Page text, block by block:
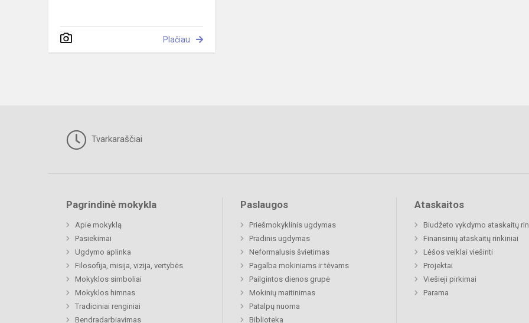
Plačiau
Tvarkaraščiai
Pagrindinė mokykla
Apie mokyklą
Pasiekimai
Ugdymo aplinka
Filosofija, misija, vizija, vertybės
Mokyklos simboliai
Mokyklos himnas
Tradiciniai renginiai
Bendradarbiavimas
Paslaugos
Priešmokyklinis ugdymas
Pradinis ugdymas
Neformalusis švietimas
Pagalba mokiniams ir tėvams
Pailgintos dienos grupė
Mokinių maitinimas
Patalpų nuoma
Biblioteka
Ataskaitos
Biudžeto vykdymo ataskaitų
Finansinių ataskaitų rinkiniai
Lėšos veiklai viešinti
Projektai
Viešieji pirkimai
Parama